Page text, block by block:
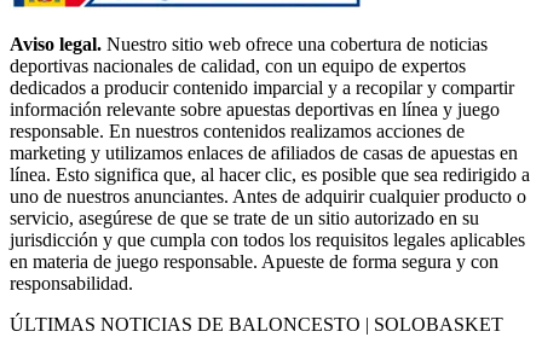
Aviso legal. Nuestro sitio web ofrece una cobertura de noticias
deportivas nacionales de calidad, con un equipo de expertos
dedicados a producir contenido imparcial y a recopilar y compartir
información relevante sobre apuestas deportivas en línea y juego
responsable. En nuestros contenidos realizamos acciones de
marketing y utilizamos enlaces de afiliados de casas de apuestas en
línea. Esto significa que, al hacer clic, es posible que sea redirigido a
uno de nuestros anunciantes. Antes de adquirir cualquier producto o
servicio, asegúrese de que se trate de un sitio autorizado en su
jurisdicción y que cumpla con todos los requisitos legales aplicables
en materia de juego responsable. Apueste de forma segura y con
responsabilidad.
ÚLTIMAS NOTICIAS DE BALONCESTO | SOLOBASKET